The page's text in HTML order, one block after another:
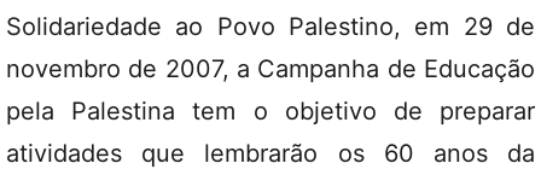
Solidariedade ao Povo Palestino, em 29 de
novembro de 2007, a Campanha de Educação
pela Palestina tem o objetivo de preparar
atividades que lembrarão os 60 anos da